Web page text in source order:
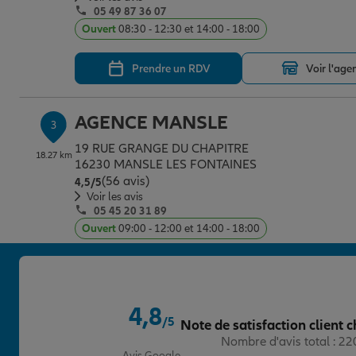
05 49 87 36 07
Ouvert08:30 - 12:30 et 14:00 - 18:00
Prendre un RDV Voir
3
18.27 km
AGENCE MANSLE
19 RUE GRANGE DU CHAPITRE
16230 MANSLE LES FONTAINES
4,5/5Note de 4.5 sur 5
(56 avis)
Voir les avis
05 45 20 31 89
Ouvert09:00 - 12:00 et 14:00 - 18:00
AGENCE LEZAY
31 RUE DE MELLE
4,8/5 Note de satisfaction client
Nombre d'avis total :